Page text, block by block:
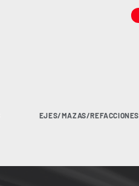
EJES/MAZAS/REFACCIONES